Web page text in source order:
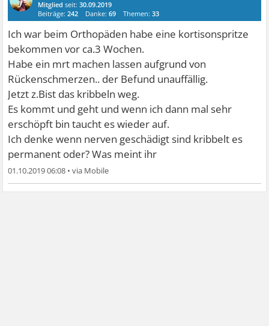
Mitglied seit:30.09.2019
Beiträge:242 Danke:69 Themen:33
Ich war beim Orthopäden habe eine kortisonspritze
bekommen vor ca.3 Wochen.
Habe ein mrt machen lassen aufgrund von
Rückenschmerzen.. der Befund unauffällig.
Jetzt z.Bist das kribbeln weg.
Es kommt und geht und wenn ich dann mal sehr
erschöpft bin taucht es wieder auf.
Ich denke wenn nerven geschädigt sind kribbelt es
permanent oder? Was meint ihr
01.10.2019 06:08 •